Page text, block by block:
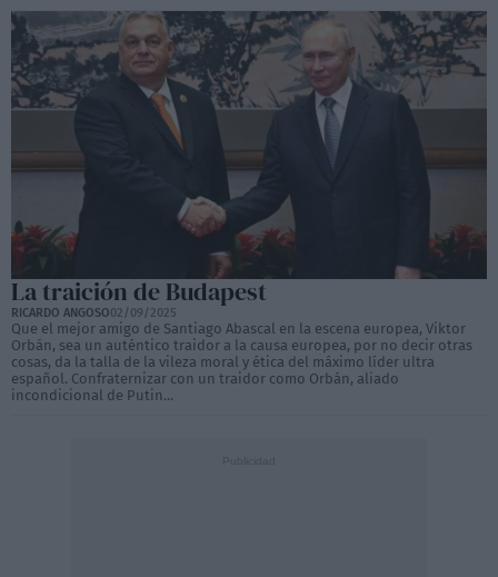
La traición de Budapest
RICARDO ANGOSO02/09/2025
Que el mejor amigo de Santiago Abascal en la escena europea, Viktor
Orbán, sea un auténtico traidor a la causa europea, por no decir otras
cosas, da la talla de la vileza moral y ética del máximo líder ultra
español. Confraternizar con un traidor como Orbán, aliado
incondicional de Putin...